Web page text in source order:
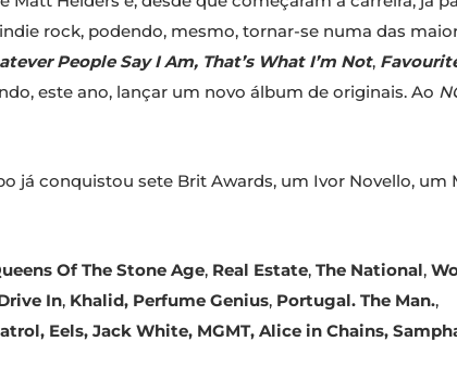
rock, podendo, mesmo, tornar-se numa das
People Say I Am, That’s What I’m Not,
este ano, lançar um novo álbum de originais. Ao
já conquistou sete Brit Awards, um Ivor Novello, um
Of The Stone Age, Real Estate, The National,
In, Khalid, Perfume Genius, Portugal. The Man.,
Eels, Jack White, MGMT, Alice in Chains,